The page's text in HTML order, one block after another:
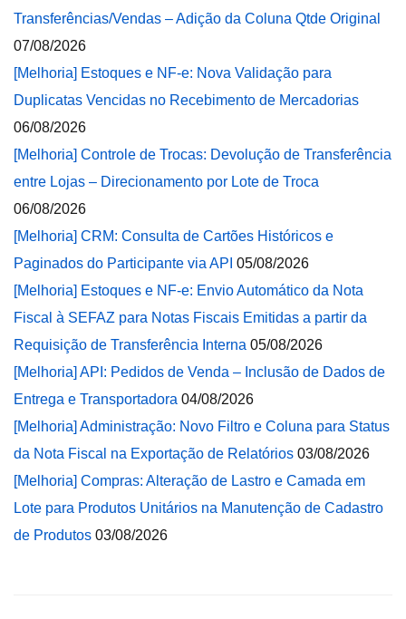
Transferências/Vendas – Adição da Coluna Qtde Original
07/08/2026
[Melhoria] Estoques e NF-e: Nova Validação para
Duplicatas Vencidas no Recebimento de Mercadorias
06/08/2026
[Melhoria] Controle de Trocas: Devolução de Transferência
entre Lojas – Direcionamento por Lote de Troca
06/08/2026
[Melhoria] CRM: Consulta de Cartões Históricos e
Paginados do Participante via API 05/08/2026
[Melhoria] Estoques e NF-e: Envio Automático da Nota
Fiscal à SEFAZ para Notas Fiscais Emitidas a partir da
Requisição de Transferência Interna 05/08/2026
[Melhoria] API: Pedidos de Venda – Inclusão de Dados de
Entrega e Transportadora 04/08/2026
[Melhoria] Administração: Novo Filtro e Coluna para Status
da Nota Fiscal na Exportação de Relatórios 03/08/2026
[Melhoria] Compras: Alteração de Lastro e Camada em
Lote para Produtos Unitários na Manutenção de Cadastro
de Produtos 03/08/2026